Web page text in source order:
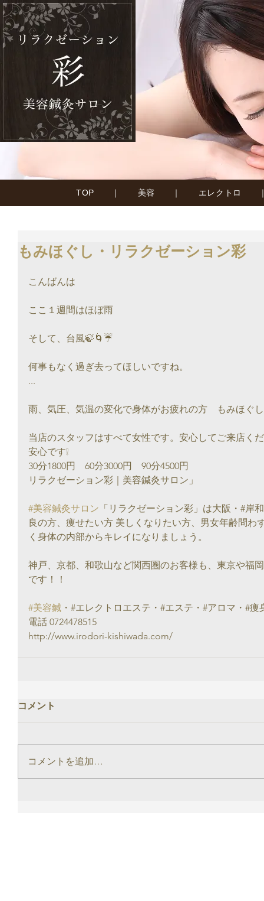
TOP ｜ 美容 ｜ エレクトロ
もみほぐし・リラクゼーション彩
こんばんは
ここ１週間はほぼ雨
そして、台風🍃🌀☔
何事もなく過ぎ去ってほしいですね。
...
雨、気圧、気温の変化で身体がお疲れの方　もみほぐ
当店のスタッフはすべて女性です。安心してご来店く
安心です❕
30分1800円　60分3000円　90分4500円
リラクゼーション彩｜美容鍼灸サロン」
#美容鍼灸サロン 「リラクゼーション彩」は大阪・#岸
良の方、痩せたい方 美しくなりたい方、男女年齢問わ
く身体の内部からキレイになりましょう。
神戸、京都、和歌山など関西圏のお客様も、東京や福
です！！
#美容鍼 ・#エレクトロエステ・#エステ・#アロマ・#
電話 0724478515
http://www.irodori-kishiwada.com/
コメント
コメントを追加…